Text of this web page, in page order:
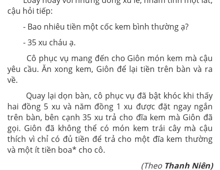
cậu hỏi tiếp:
- Bao nhiêu tiền một cốc kem bình thường ạ?
- 35 xu cháu ạ.
Cô phục vụ mang đến cho Giôn món kem mà cậu
yêu cầu. Ăn xong kem, Giôn để lại tiền trên bàn và ra
về.
Quay lại dọn bàn, cô phục vụ đã bật khóc khi thấy
hai đồng 5 xu và năm đồng 1 xu được đặt ngay ngắn
trên bàn, bên cạnh 35 xu trả cho đĩa kem mà Giôn đã
gọi. Giôn đã không thể có món kem trái cây mà cậu
thích vì chỉ có đủ tiền để trả cho một đĩa kem thường
và một ít tiền boa* cho cô.
(Theo Thanh Niên)